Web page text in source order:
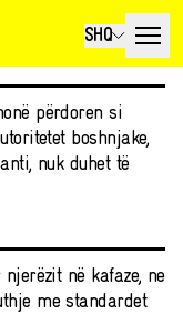
SHQ
përdoren si
boshnjake,
nuk duhet të
në kafaze, ne
me standardet